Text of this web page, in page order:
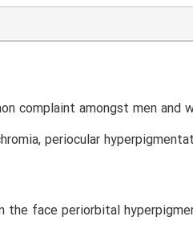
complaint amongst men and
periocular
face periorbital